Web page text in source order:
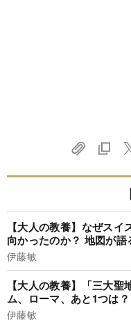
【大人の教養】なぜス
向かったのか？ 地図が
伊藤敏
【大人の教養】「三大
ム、ローマ、あと1つは？
伊藤敏